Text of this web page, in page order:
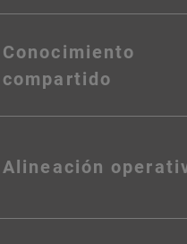
Conocimiento
compartido
Alineación